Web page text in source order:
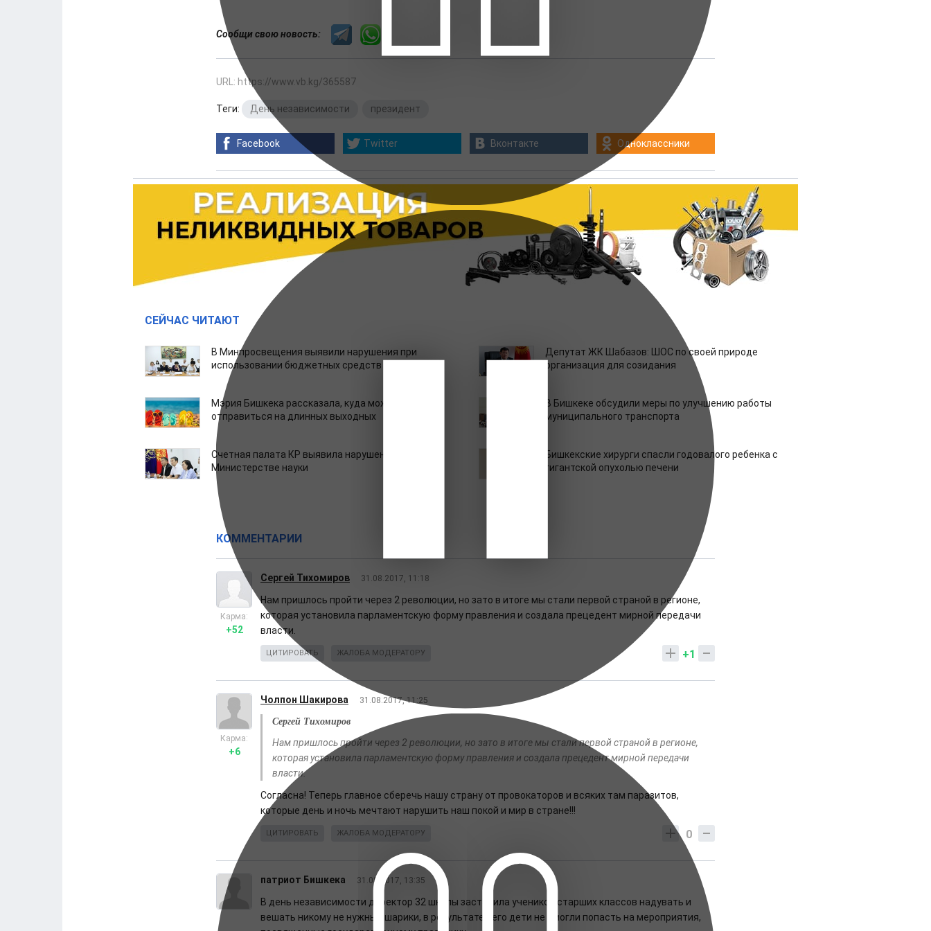
Сообщи свою новость:
URL: https://www.vb.kg/365587
Теги: День независимости президент
Facebook Twitter Вконтакте Одноклассники
СЕЙЧАС ЧИТАЮТ
В Минпросвещения выявили нарушения при
использовании бюджетных средств
Депутат ЖК Шабазов: ШОС по своей природе
организация для созидания
Мэрия Бишкека рассказала, куда можно
отправиться на длинных выходных
В Бишкеке обсудили меры по улучшению работы
муниципального транспорта
Счетная палата КР выявила нарушения в
Министерстве науки
Бишкекские хирурги спасли годовалого ребенка с
гигантской опухолью печени
КОММЕНТАРИИ
Сергей Тихомиров 31.08.2017, 11:18
Карма:
+52
Нам пришлось пройти через 2 революции, но зато в итоге мы стали первой страной в регионе,
которая установила парламентскую форму правления и создала прецедент мирной передачи
власти.
+1
ЦИТИРОВАТЬ ЖАЛОБА МОДЕРАТОРУ
Чолпон Шакирова 31.08.2017, 11:25
Карма:
+6
Сергей Тихомиров
Нам пришлось пройти через 2 революции, но зато в итоге мы стали первой страной в регионе,
которая установила парламентскую форму правления и создала прецедент мирной передачи
власти.
Согласна! Теперь главное сберечь нашу страну от провокаторов и всяких там паразитов,
которые день и ночь мечтают нарушить наш покой и мир в стране!!!
0
ЦИТИРОВАТЬ ЖАЛОБА МОДЕРАТОРУ
патриот Бишкека 31.08.2017, 13:35
В день независимости директор 32 школы заставила учеников старших классов надувать и
вешать никому не нужные шарики, в результате чего дети не смогли попасть на мероприятия,